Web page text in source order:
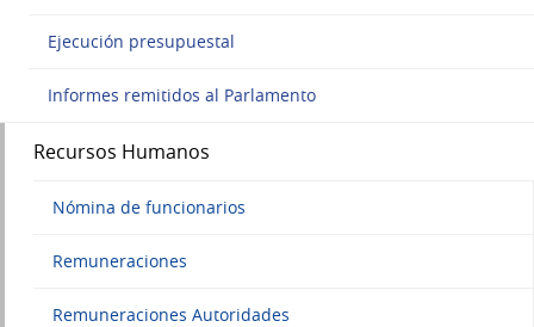
Ejecución presupuestal
Informes remitidos al Parlamento
Recursos Humanos
Nómina de funcionarios
Remuneraciones
Remuneraciones Autoridades